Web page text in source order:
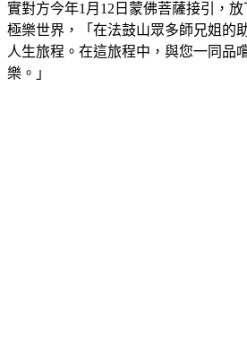
實對方今年1月12日蒙佛菩薩接引，
極樂世界，「在法鼓山眾多師兄姐的
人生旅程。在這旅程中，與您一同品
樂。」